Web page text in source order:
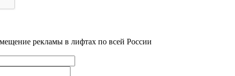
рекламы в лифтах по всей России